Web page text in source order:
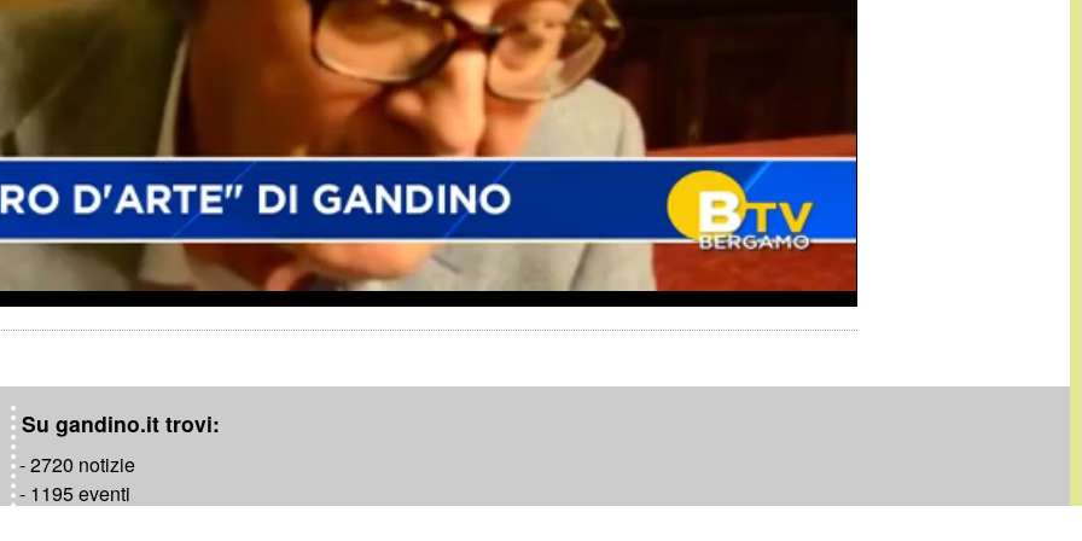
a
y
V
i
d
e
Su gandino.it trovi:
- 2720 notizie
- 1195 eventi